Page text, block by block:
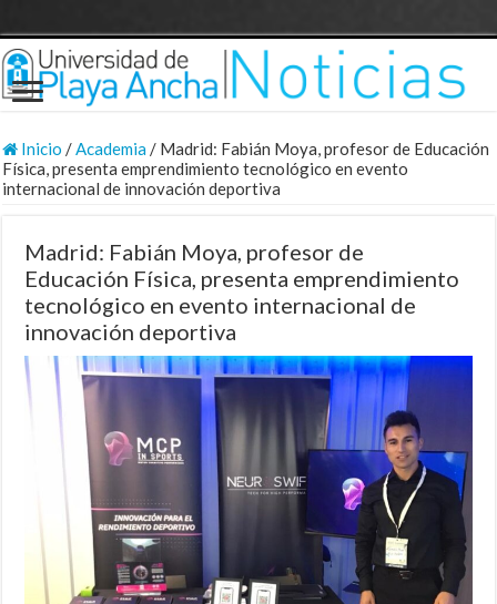
Inicio /Academia/ Madrid: Fabián Moya, profesor de Educación
Física, presenta emprendimiento tecnológico en evento
internacional de innovación deportiva
Madrid: Fabián Moya, profesor de
Educación Física, presenta emprendimiento
tecnológico en evento internacional de
innovación deportiva